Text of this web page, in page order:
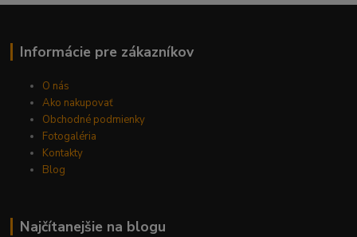
Informácie pre zákazníkov
O nás
Ako nakupovať
Obchodné podmienky
Fotogaléria
Kontakty
Blog
Najčítanejšie na blogu